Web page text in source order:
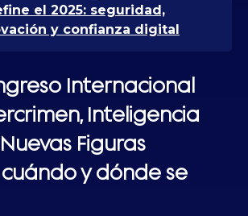
el 2025: seguridad,
y confianza digital
Internacional
Inteligencia
Figuras
cuándo y dónde se